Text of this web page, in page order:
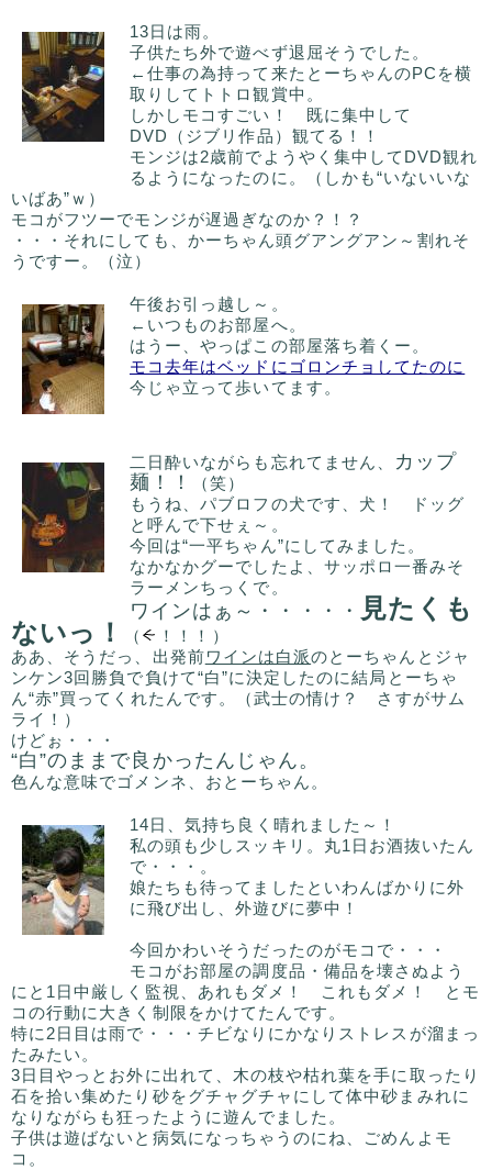
13日は雨。
子供たち外で遊べず退屈そうでした。
←仕事の為持って来たとーちゃんのPCを横
取りしてトトロ観賞中。
しかしモコすごい！ 既に集中して
DVD（ジブリ作品）観てる！！
モンジは2歳前でようやく集中してDVD観れ
るようになったのに。（しかも“いないいな
いばあ”ｗ）
モコがフツーでモンジが遅過ぎなのか？！？
・・・それにしても、かーちゃん頭グアングアン～割れそ
うですー。（泣）
午後お引っ越し～。
←いつものお部屋へ。
はうー、やっぱこの部屋落ち着くー。
モコ去年はベッドにゴロンチョしてたのに
今じゃ立って歩いてます。
二日酔いながらも忘れてません、
カップ
麺！！
（笑）
もうね、パブロフの犬です、犬！ ドッグ
と呼んで下せぇ～。
今回は“一平ちゃん”にしてみました。
なかなかグーでしたよ、サッポロ一番みそ
ラーメンちっくで。
ワインはぁ～・・・・・ 見たくも
ないっ！
（
！！！）
ああ、そうだっ、出発前ワインは白派のとーちゃんとジャ
ンケン3回勝負で負けて“白”に決定したのに結局とーちゃ
ん“赤”買ってくれたんです。（武士の情け？ さすがサム
ライ！）
けどぉ・・・
“白”のままで良かったんじゃん。
色んな意味でゴメンネ、おとーちゃん。
14日、気持ち良く晴れました～！
私の頭も少しスッキリ。丸1日お酒抜いたん
で・・・。
娘たちも待ってましたといわんばかりに外
に飛び出し、外遊びに夢中！
今回かわいそうだったのがモコで・・・
モコがお部屋の調度品・備品を壊さぬよう
にと1日中厳しく監視、あれもダメ！ これもダメ！ とモ
コの行動に大きく制限をかけてたんです。
特に2日目は雨で・・・チビなりにかなりストレスが溜まっ
たみたい。
3日目やっとお外に出れて、木の枝や枯れ葉を手に取ったり
石を拾い集めたり砂をグチャグチャにして体中砂まみれに
なりながらも狂ったように遊んでました。
子供は遊ばないと病気になっちゃうのにね、ごめんよモ
コ。